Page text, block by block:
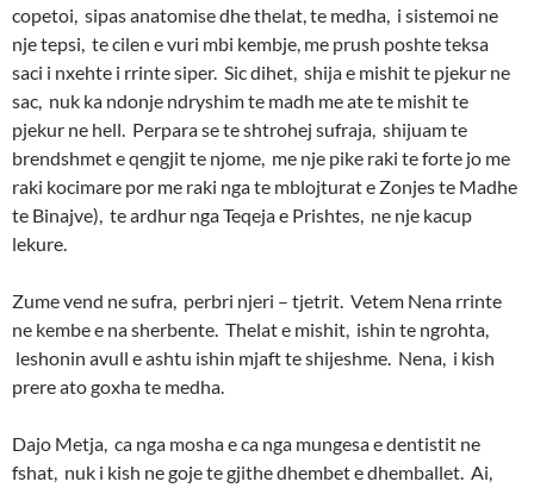
copetoi, sipas anatomise dhe thelat, te medha, i sistemoi ne
nje tepsi, te cilen e vuri mbi kembje, me prush poshte teksa
saci i nxehte i rrinte siper. Sic dihet, shija e mishit te pjekur ne
sac, nuk ka ndonje ndryshim te madh me ate te mishit te
pjekur ne hell. Perpara se te shtrohej sufraja, shijuam te
brendshmet e qengjit te njome, me nje pike raki te forte jo me
raki kocimare por me raki nga te mblojturat e Zonjes te Madhe
te Binajve), te ardhur nga Teqeja e Prishtes, ne nje kacup
lekure.
Zume vend ne sufra, perbri njeri – tjetrit. Vetem Nena rrinte
ne kembe e na sherbente. Thelat e mishit, ishin te ngrohta,
leshonin avull e ashtu ishin mjaft te shijeshme. Nena, i kish
prere ato goxha te medha.
Dajo Metja, ca nga mosha e ca nga mungesa e dentistit ne
fshat, nuk i kish ne goje te gjithe dhembet e dhemballet. Ai,